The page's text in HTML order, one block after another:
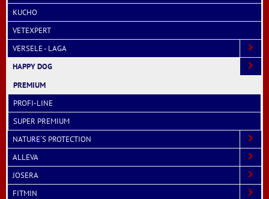
KUCHO
VETEXPERT
VERSELE - LAGA
HAPPY DOG
PREMIUM
PROFI-LINE
SUPER PREMIUM
NATURE´S PROTECTION
ALLEVA
JOSERA
FITMIN